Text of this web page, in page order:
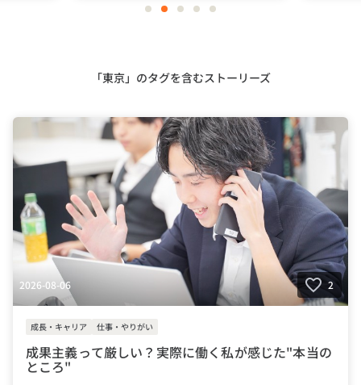
itemitemitemitemitem
「東京」のタグを含むストーリーズ
2026-08-06 2
成長・キャリア 仕事・やりがい
成果主義って厳しい？実際に働く私が感じた"本当の
ところ"